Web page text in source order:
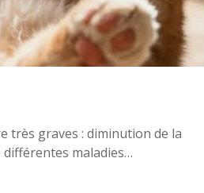
très graves : diminution de la
différentes maladies…